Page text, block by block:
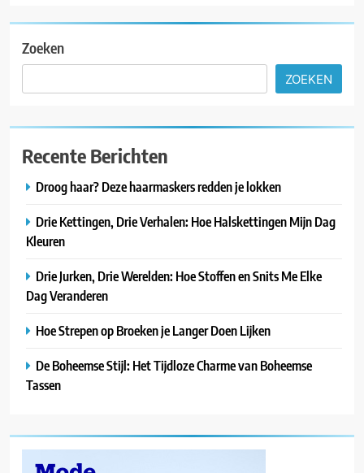
Zoeken
ZOEKEN
Recente Berichten
Droog haar? Deze haarmaskers redden je lokken
Drie Kettingen, Drie Verhalen: Hoe Halskettingen Mijn Dag
Kleuren
Drie Jurken, Drie Werelden: Hoe Stoffen en Snits Me Elke
Dag Veranderen
Hoe Strepen op Broeken je Langer Doen Lijken
De Boheemse Stijl: Het Tijdloze Charme van Boheemse
Tassen